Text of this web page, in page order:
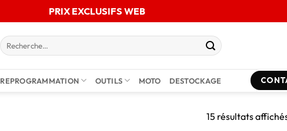
PRIX EXCLUSIFS WEB
REPROGRAMMATION OUTILS MOTO DESTOCKAGE
15 résultats